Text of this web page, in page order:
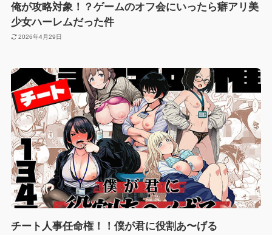
俺が攻略対象！？ゲームのオフ会にいったら癖アリ美
少女ハーレムだった件
2026年4月29日
チート人事任命権！！僕が君に役割あ〜げる